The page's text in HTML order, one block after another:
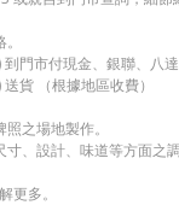
門市付現金、銀聯、八
貨 （根據地區收費）
之場地製作。
、設計、味道等方面之
更多。